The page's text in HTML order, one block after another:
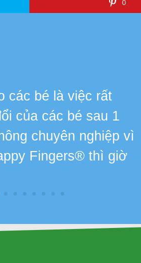
0
các bé là việc rất
của các bé sau 1
chuyên nghiệp vì
Fingers® thì giờ